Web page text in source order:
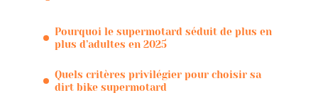
Pourquoi le supermotard séduit de plus en
plus d’adultes en 2025
Quels critères privilégier pour choisir sa
dirt bike supermotard